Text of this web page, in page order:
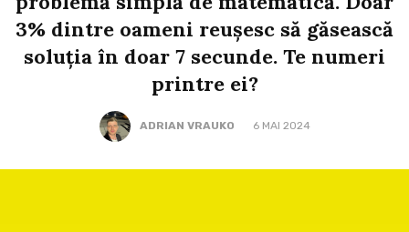
3% dintre oameni reușesc să găsească
soluția în doar 7 secunde. Te numeri
printre ei?
ADRIAN VRAUKO 6 MAI 2024